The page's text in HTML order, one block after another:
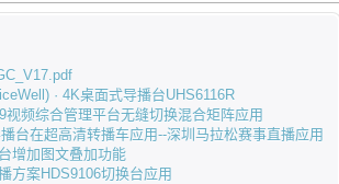
· 4K桌面式导播台UHS6116R
视频综合管理平台无缝切换混合矩阵应用
台在超高清转播车应用--深圳马拉松赛事直播应用
增加图文叠加功能
方案HDS9106切换台应用